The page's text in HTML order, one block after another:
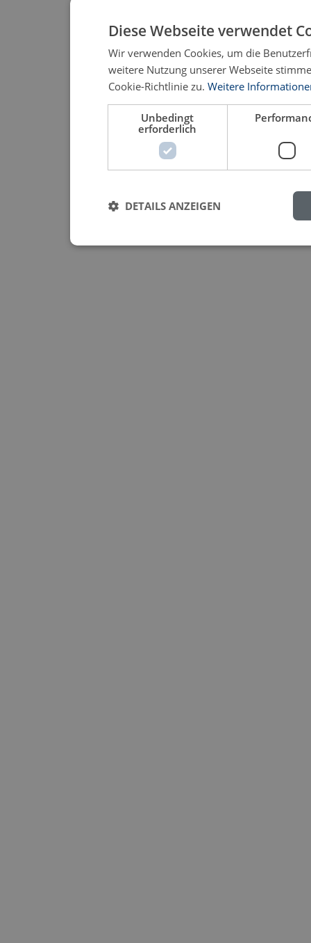
Diese Webseite verwendet
Wir verwenden Cookies, um die
weitere Nutzung unserer Webseite
Cookie-Richtlinie zu. Weitere
Unbedingt
erforderlich
DETAILS ANZEIGEN